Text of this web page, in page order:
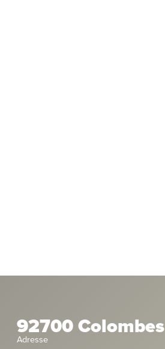
92700 Colombes
Adresse